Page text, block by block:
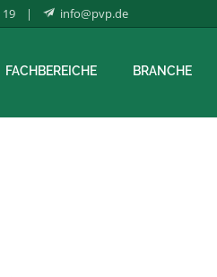
7 19 | info@pvp.de
FACHBEREICHE BRANCHE